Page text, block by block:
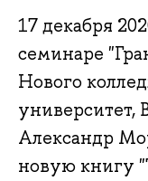
17 декабря
семинаре
Нового
университет,
Александр
новую книгу